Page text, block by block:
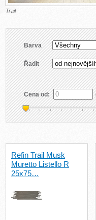
Trail
Barva
Řadit
Cena od:
Refin Trail Musk
Muretto Listello R
25x75…